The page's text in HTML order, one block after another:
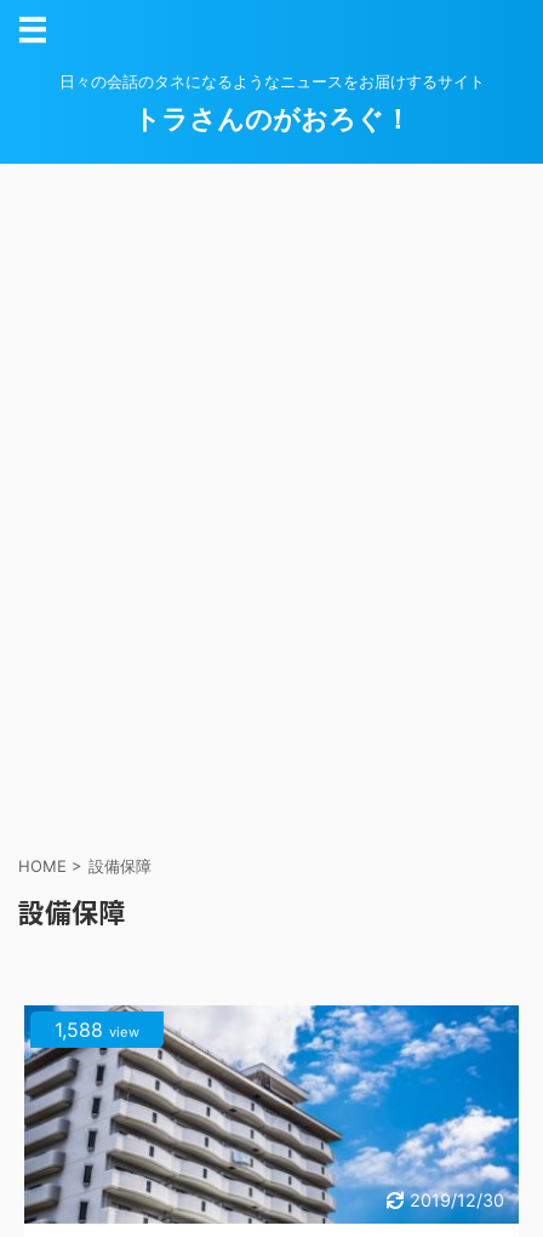
日々の会話のタネになるようなニュースをお届けするサイト
トラさんのがおろぐ！
HOME > 設備保障
設備保障
2019/12/30
1,588 view